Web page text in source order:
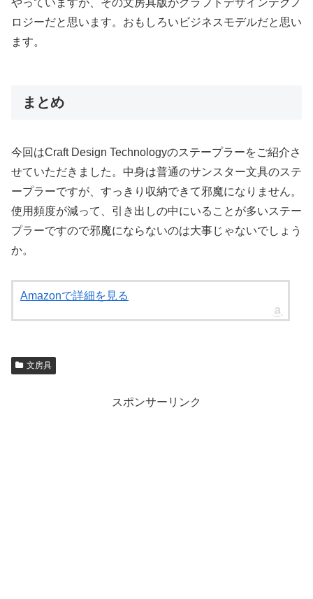
やっていますが、その文房具版がクラフトデザインテクノ
ロジーだと思います。おもしろいビジネスモデルだと思い
ます。
まとめ
今回はCraft Design Technologyのステープラーをご紹介さ
せていただきました。中身は普通のサンスター文具のステ
ープラーですが、すっきり収納できて邪魔になりません。
使用頻度が減って、引き出しの中にいることが多いステー
プラーですので邪魔にならないのは大事じゃないでしょう
か。
Amazonで詳細を見る
文房具
スポンサーリンク